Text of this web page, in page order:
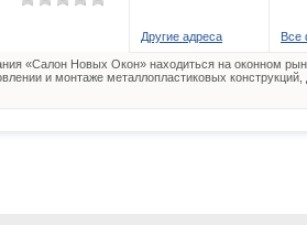
Другие адреса Все
«Салон Новых Окон» находиться на оконном
и монтаже металлопластиковых конструкций,